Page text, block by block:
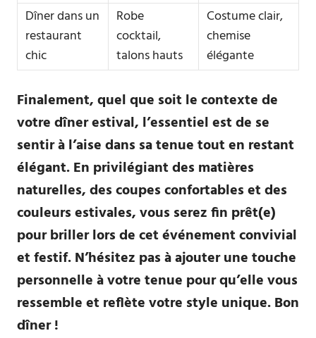
Dîner dans un
restaurant
chic
Robe
cocktail,
talons hauts
Costume clair,
chemise
élégante
Finalement, quel que soit le contexte de
votre dîner estival, l’essentiel est de se
sentir à l’aise dans sa tenue tout en restant
élégant. En privilégiant des matières
naturelles, des coupes confortables et des
couleurs estivales, vous serez fin prêt(e)
pour briller lors de cet événement convivial
et festif. N’hésitez pas à ajouter une touche
personnelle à votre tenue pour qu’elle vous
ressemble et reflète votre style unique. Bon
dîner !